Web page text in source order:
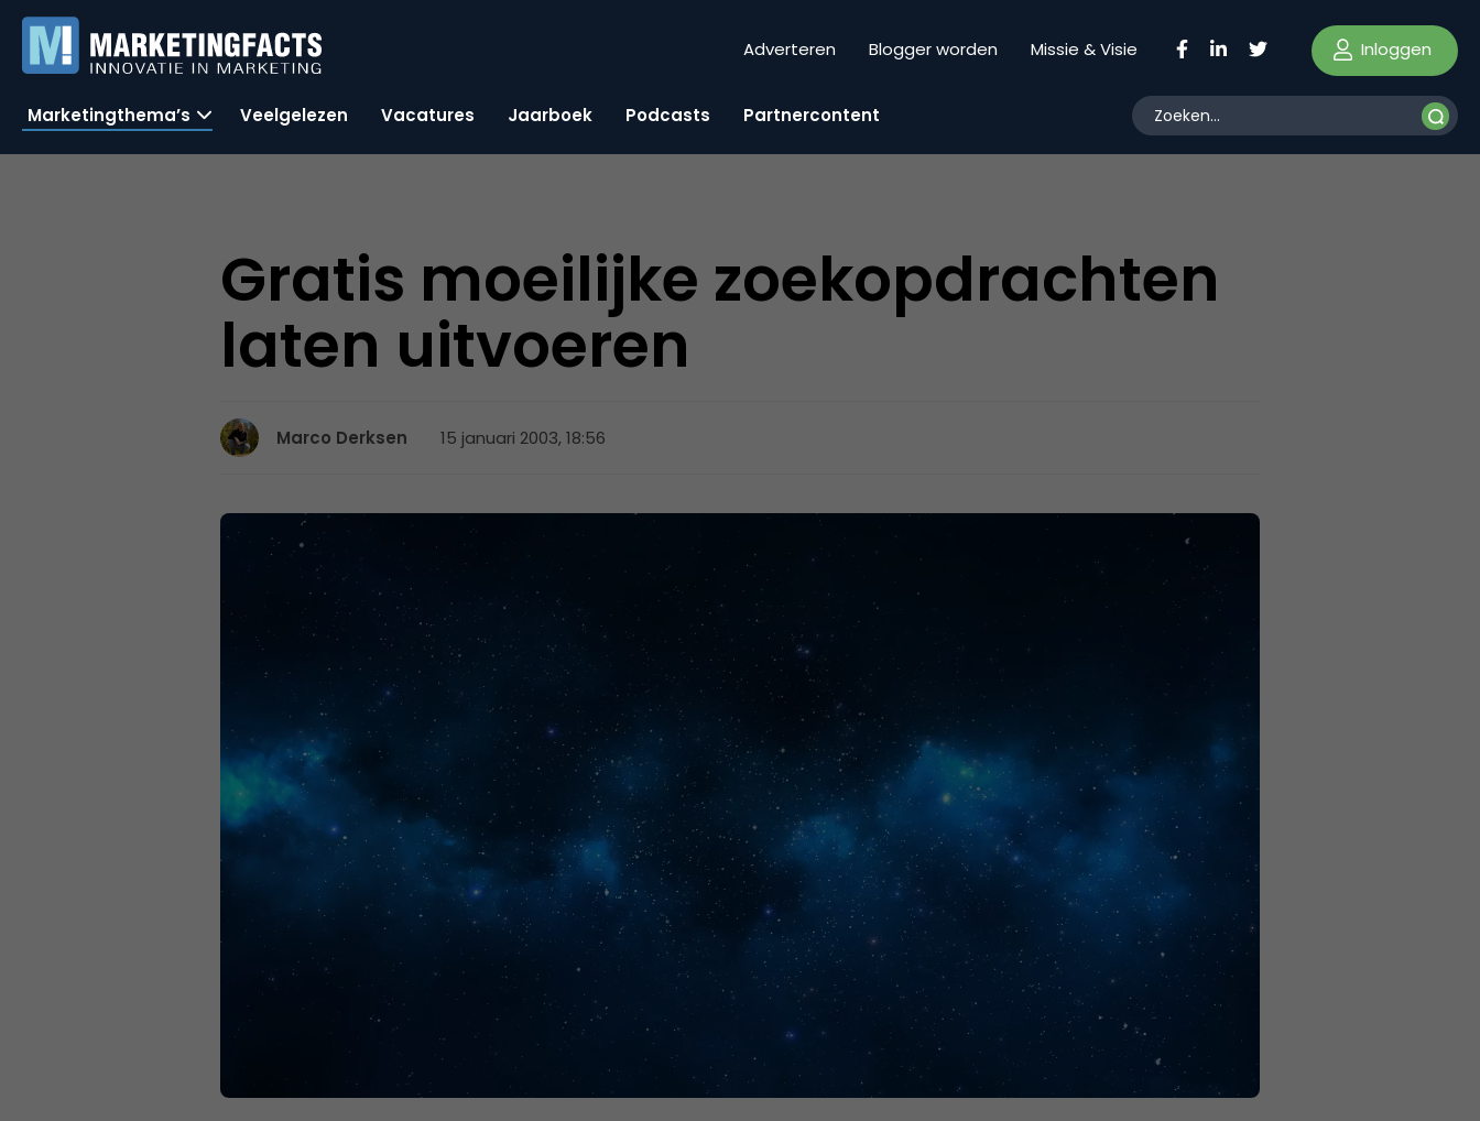
Adverteren Blogger worden Missie & Visie Inloggen
Marketingthema’s Veelgelezen Vacatures Jaarboek Podcasts Partnercontent
Gratis moeilijke zoekopdrachten
laten uitvoeren
Marco Derksen 15 januari 2003, 18:56